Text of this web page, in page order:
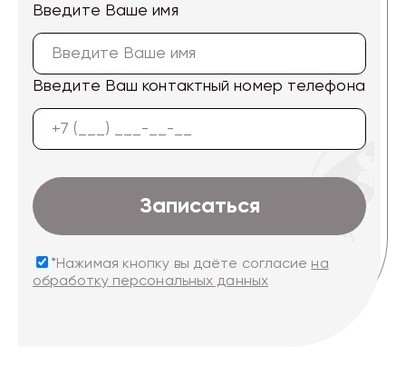
Введите Ваше имя
Введите Ваш контактный номер телефона
Записаться
*Нажимая кнопку вы даёте согласие на
обработку персональных данных